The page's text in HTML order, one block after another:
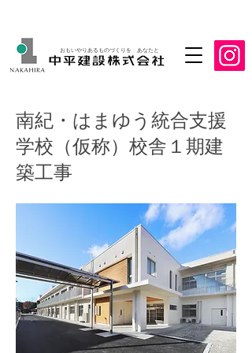
おもいやりあるものづくりを あなたと
南紀・はまゆう統合支援
学校（仮称）校舎１期建
築工事